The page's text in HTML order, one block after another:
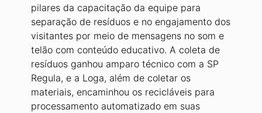
pilares da capaci­tação da equipe para
separação de resíduos e no engajamento dos
visitantes por meio de mensagens no som e
telão com conteúdo edu­cativo. A coleta de
resíduos ganhou amparo técnico com a SP
Regula, e a Loga, além de coletar os
materiais, encaminhou os recicláveis para
processamento automatizado em suas